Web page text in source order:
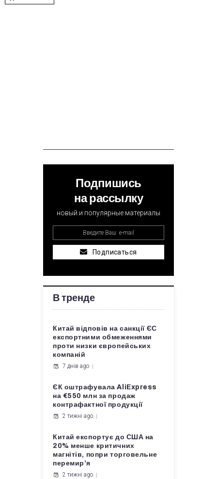
Подпишись
на рассылку
новый и популярные материалы
Подписаться
В тренде
Китай відповів на санкції ЄС
експортними обмеженнями
проти низки європейських
компаній
7 днів ago
ЄК оштрафувала AliExpress
на €550 млн за продаж
контрафактної продукції
2 тижні ago
Китай експортує до США на
20% менше критичних
магнітів, попри торговельне
перемир’я
2 тижні ago